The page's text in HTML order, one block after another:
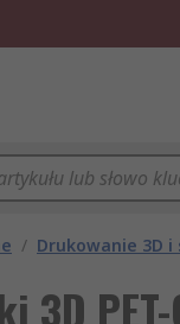
/ Drukowanie 3D i
3D